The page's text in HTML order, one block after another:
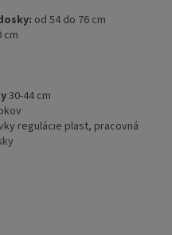
od 54 do 76 cm
cm
30-44 cm
regulácie plast, pracovná